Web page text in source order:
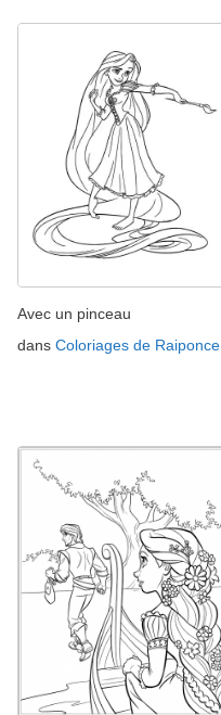
Avec un pinceau
dans Coloriages de Raiponce